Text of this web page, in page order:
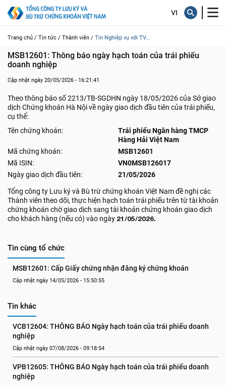
Trang chủ / Tin tức / Thành viên / Tin Nghiệp vụ với TV...
MSB12601: Thông báo ngày hạch toán của trái phiếu
doanh nghiệp
Cập nhật ngày 20/05/2026 - 16:21:41
Theo thông báo số 2213/TB-SGDHN ngày 18/05/2026 của Sở giao
dịch Chứng khoán Hà Nội về ngày giao dịch đầu tiên của trái phiếu,
cụ thể:
Tên chứng khoán:
Trái phiếu Ngân hàng TMCP
Hàng Hải Việt Nam
Mã chứng khoán:
MSB12601
Mã ISIN:
VN0MSB126017
Ngày giao dịch đầu tiên:
21/05/2026
Tổng công ty Lưu ký và Bù trừ chứng khoán Việt Nam đề nghị các
Thành viên theo dõi, thực hiện hạch toán trái phiếu trên từ tài khoản
chứng khoán chờ giao dịch sang tài khoản chứng khoán giao dịch
cho khách hàng (nếu có) vào ngày 21/05/2026.
Tin cùng tổ chức
MSB12601: Cấp Giấy chứng nhận đăng ký chứng khoán
Cập nhật ngày 14/05/2026 - 15:50:55
Tin khác
VCB12604: THÔNG BÁO Ngày hạch toán của trái phiếu doanh
nghiệp
Cập nhật ngày 07/08/2026 - 09:18:54
VPB12605: THÔNG BÁO Ngày hạch toán của trái phiếu doanh
nghiệp